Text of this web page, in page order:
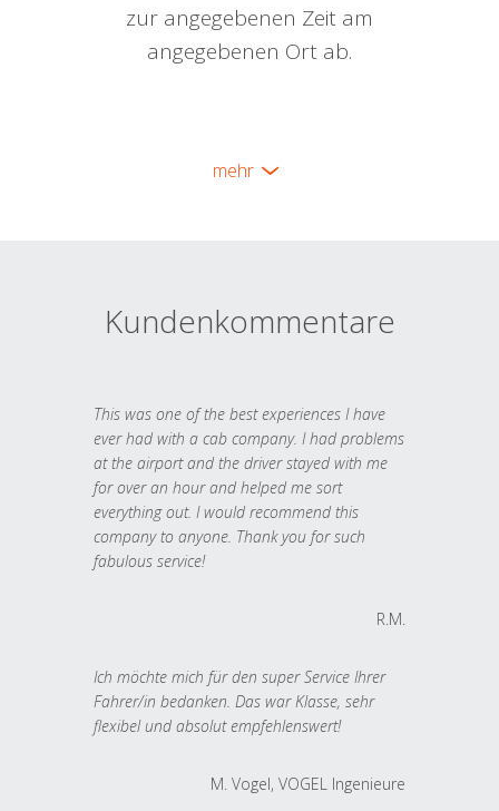
zur angegebenen Zeit am
angegebenen Ort ab.
mehr
Kundenkommentare
This was one of the best experiences I have
ever had with a cab company. I had problems
at the airport and the driver stayed with me
for over an hour and helped me sort
everything out. I would recommend this
company to anyone. Thank you for such
fabulous service!
R.M.
Ich möchte mich für den super Service Ihrer
Fahrer/in bedanken. Das war Klasse, sehr
flexibel und absolut empfehlenswert!
M. Vogel, VOGEL Ingenieure